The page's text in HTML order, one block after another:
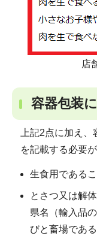
店
容器包装
上記2点に加え
を記載する必要が
生食用であるこ
とさつ又は解
県名（輸入品
びと畜場であ